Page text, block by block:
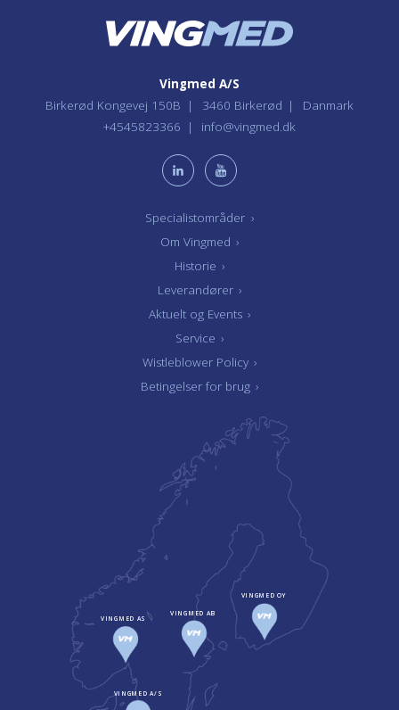
Specialistområder ›
Om Vingmed ›
Historie ›
Leverandører ›
Aktuelt og Events ›
Service ›
Wistleblower Policy ›
Betingelser for brug ›
Vingmed A/S
Birkerød Kongevej 150B
3460 Birkerød
Danmark
+4545823366
info@vingmed.dk
VINGMED A/S
VINGMED AS
VINGMED AB
VINGMED OY